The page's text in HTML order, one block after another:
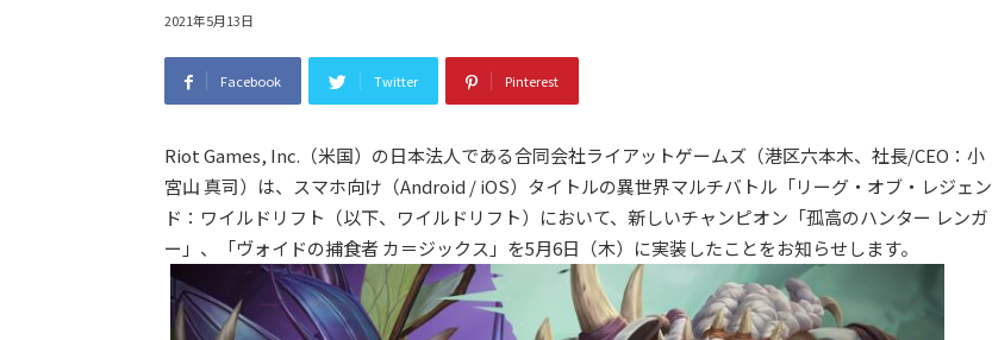
2021年5月13日
Facebook Twitter Pinterest
Riot Games, Inc.（米国）の日本法人である合同会社ライアットゲームズ（港区六本木、社長/CEO：小
宮山 真司）は、スマホ向け（Android / iOS）タイトルの異世界マルチバトル「リーグ・オブ・レジェン
ド：ワイルドリフト（以下、ワイルドリフト）において、新しいチャンピオン「孤高のハンター レンガ
ー」、「ヴォイドの捕食者 カ＝ジックス」を5月6日（木）に実装したことをお知らせします。